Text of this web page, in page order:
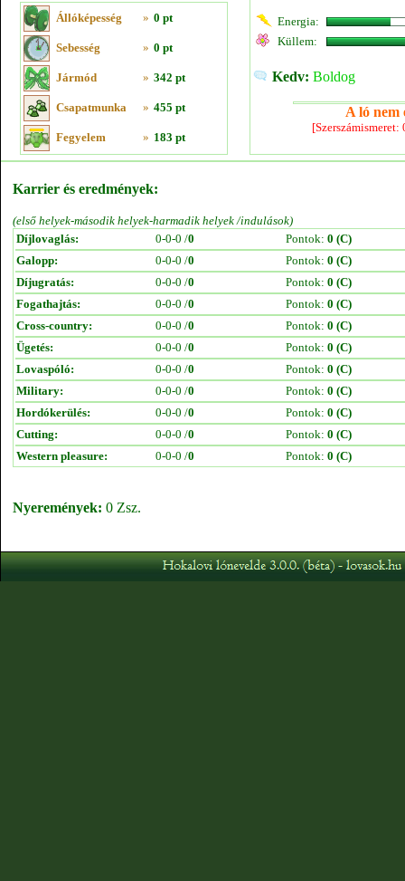
Állóképesség » 0 pt
Sebesség » 0 pt
Jármód » 342 pt
Csapatmunka » 455 pt
Fegyelem » 183 pt
Energia:
Küllem:
Kedv: Boldog
A ló nem
Karrier és eredmények:
(első helyek-második helyek-harmadik helyek /indulások)
Díjlovaglás:
0-0-0 /0 Pontok: 0 (C)
Galopp:
0-0-0 /0 Pontok: 0 (C)
Díjugratás:
0-0-0 /0 Pontok: 0 (C)
Fogathajtás:
0-0-0 /0 Pontok: 0 (C)
Cross-country:
0-0-0 /0 Pontok: 0 (C)
Ügetés:
0-0-0 /0 Pontok: 0 (C)
Lovaspóló:
0-0-0 /0 Pontok: 0 (C)
Military:
0-0-0 /0 Pontok: 0 (C)
Hordókerülés:
0-0-0 /0 Pontok: 0 (C)
Cutting:
0-0-0 /0 Pontok: 0 (C)
Western pleasure:
0-0-0 /0 Pontok: 0 (C)
Nyeremények: 0 Zsz.